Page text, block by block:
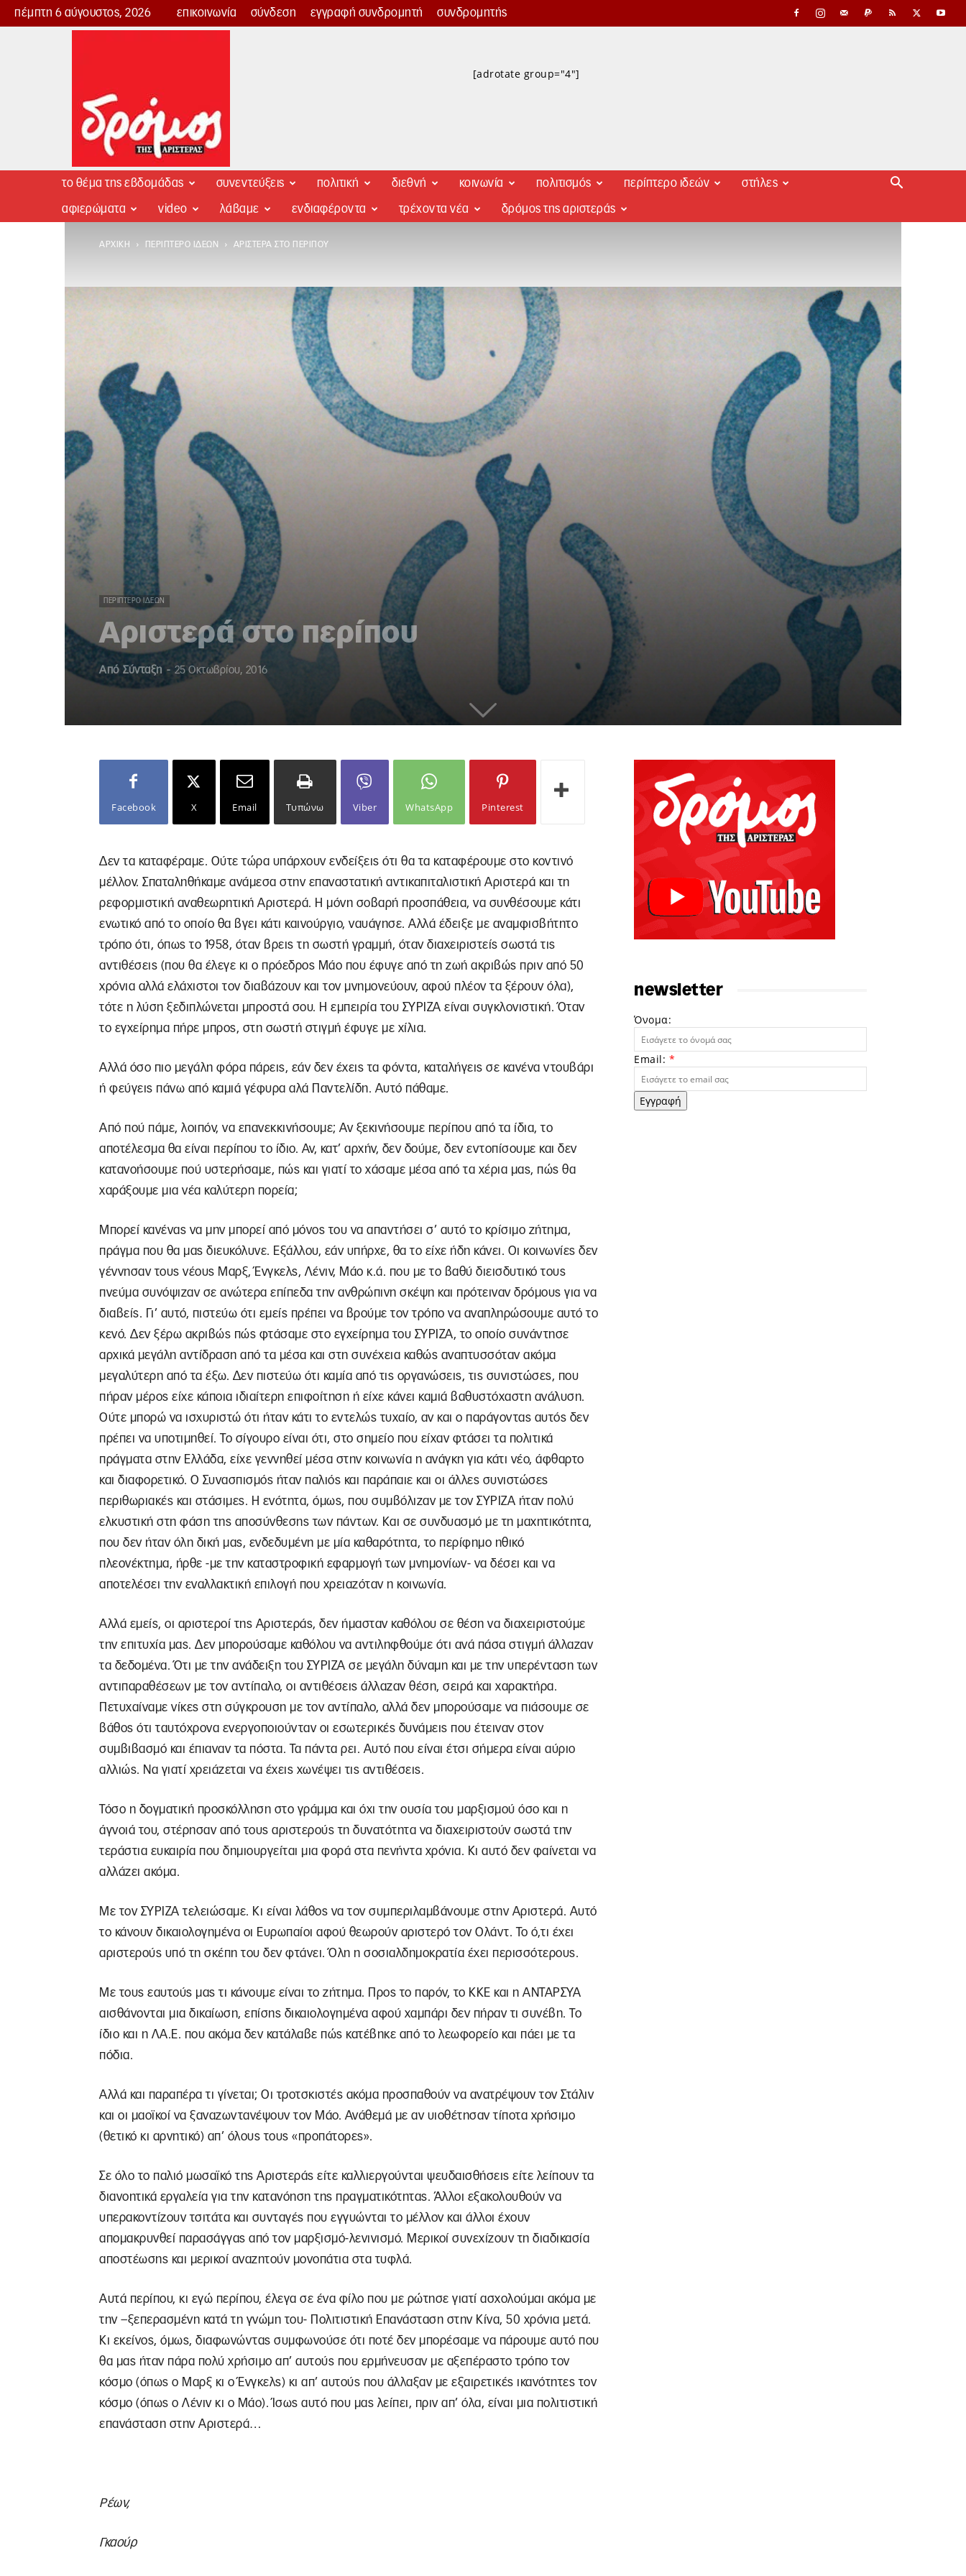
πέμπτη 6 αύγουστος, 2026 επικοινωνία σύνδεση εγγραφή συνδρομητή συνδρομητής
Δρόμος
[adrotate group="4"]
το θέμα της εβδομάδας συνεντεύξεις πολιτική διεθνή κοινωνία πολιτισμός περίπτερο ιδεών στήλες
αφιερώματα video λάβαμε ενδιαφέροντα τρέχοντα νέα δρόμος της αριστεράς
ΑΡΧΙΚΉ ΠΕΡΊΠΤΕΡΟ ΙΔΕΏΝ ΑΡΙΣΤΕΡΆ ΣΤΟ ΠΕΡΊΠΟΥ
ΠΕΡΊΠΤΕΡΟ ΙΔΕΏΝ
Αριστερά στο περίπου
Από Σύνταξη - 25 Οκτωβρίου, 2016
Facebook X Email Τυπώνω Viber WhatsApp Pinterest
Δεν τα καταφέραμε. Ούτε τώρα υπάρχουν ενδείξεις ότι θα τα καταφέρουμε στο κοντινό
μέλλον. Σπαταληθήκαμε ανάμεσα στην επαναστατική αντικαπιταλιστική Αριστερά και τη
ρεφορμιστική αναθεωρητική Αριστερά. Η μόνη σοβαρή προσπάθεια, να συνθέσουμε κάτι
ενωτικό από το οποίο θα βγει κάτι καινούργιο, ναυάγησε. Αλλά έδειξε με αναμφισβήτητο
τρόπο ότι, όπως το 1958, όταν βρεις τη σωστή γραμμή, όταν διαχειριστείς σωστά τις
αντιθέσεις (που θα έλεγε κι ο πρόεδρος Μάο που έφυγε από τη ζωή ακριβώς πριν από 50
χρόνια αλλά ελάχιστοι τον διαβάζουν και τον μνημονεύουν, αφού πλέον τα ξέρουν όλα),
τότε η λύση ξεδιπλώνεται μπροστά σου. Η εμπειρία του ΣΥΡΙΖΑ είναι συγκλονιστική. Όταν
το εγχείρημα πήρε μπρος, στη σωστή στιγμή έφυγε με χίλια.
Αλλά όσο πιο μεγάλη φόρα πάρεις, εάν δεν έχεις τα φόντα, καταλήγεις σε κανένα ντουβάρι
ή φεύγεις πάνω από καμιά γέφυρα αλά Παντελίδη. Αυτό πάθαμε.
Από πού πάμε, λοιπόν, να επανεκκινήσουμε; Αν ξεκινήσουμε περίπου από τα ίδια, το
αποτέλεσμα θα είναι περίπου το ίδιο. Αν, κατ’ αρχήν, δεν δούμε, δεν εντοπίσουμε και δεν
κατανοήσουμε πού υστερήσαμε, πώς και γιατί το χάσαμε μέσα από τα χέρια μας, πώς θα
χαράξουμε μια νέα καλύτερη πορεία;
Μπορεί κανένας να μην μπορεί από μόνος του να απαντήσει σ’ αυτό το κρίσιμο ζήτημα,
πράγμα που θα μας διευκόλυνε. Εξάλλου, εάν υπήρχε, θα το είχε ήδη κάνει. Οι κοινωνίες δεν
γέννησαν τους νέους Μαρξ, Ένγκελς, Λένιν, Μάο κ.ά. που με το βαθύ διεισδυτικό τους
πνεύμα συνόψιζαν σε ανώτερα επίπεδα την ανθρώπινη σκέψη και πρότειναν δρόμους για να
διαβείς. Γι’ αυτό, πιστεύω ότι εμείς πρέπει να βρούμε τον τρόπο να αναπληρώσουμε αυτό το
κενό. Δεν ξέρω ακριβώς πώς φτάσαμε στο εγχείρημα του ΣΥΡΙΖΑ, το οποίο συνάντησε
αρχικά μεγάλη αντίδραση από τα μέσα και στη συνέχεια καθώς αναπτυσσόταν ακόμα
μεγαλύτερη από τα έξω. Δεν πιστεύω ότι καμία από τις οργανώσεις, τις συνιστώσες, που
πήραν μέρος είχε κάποια ιδιαίτερη επιφοίτηση ή είχε κάνει καμιά βαθυστόχαστη ανάλυση.
Ούτε μπορώ να ισχυριστώ ότι ήταν κάτι το εντελώς τυχαίο, αν και ο παράγοντας αυτός δεν
πρέπει να υποτιμηθεί. Το σίγουρο είναι ότι, στο σημείο που είχαν φτάσει τα πολιτικά
πράγματα στην Ελλάδα, είχε γεννηθεί μέσα στην κοινωνία η ανάγκη για κάτι νέο, άφθαρτο
και διαφορετικό. Ο Συνασπισμός ήταν παλιός και παράπαιε και οι άλλες συνιστώσες
περιθωριακές και στάσιμες. Η ενότητα, όμως, που συμβόλιζαν με τον ΣΥΡΙΖΑ ήταν πολύ
ελκυστική στη φάση της αποσύνθεσης των πάντων. Και σε συνδυασμό με τη μαχητικότητα,
που δεν ήταν όλη δική μας, ενδεδυμένη με μία καθαρότητα, το περίφημο ηθικό
πλεονέκτημα, ήρθε -με την καταστροφική εφαρμογή των μνημονίων- να δέσει και να
αποτελέσει την εναλλακτική επιλογή που χρειαζόταν η κοινωνία.
Αλλά εμείς, οι αριστεροί της Αριστεράς, δεν ήμασταν καθόλου σε θέση να διαχειριστούμε
την επιτυχία μας. Δεν μπορούσαμε καθόλου να αντιληφθούμε ότι ανά πάσα στιγμή άλλαζαν
τα δεδομένα. Ότι με την ανάδειξη του ΣΥΡΙΖΑ σε μεγάλη δύναμη και με την υπερένταση των
αντιπαραθέσεων με τον αντίπαλο, οι αντιθέσεις άλλαζαν θέση, σειρά και χαρακτήρα.
Πετυχαίναμε νίκες στη σύγκρουση με τον αντίπαλο, αλλά δεν μπορούσαμε να πιάσουμε σε
βάθος ότι ταυτόχρονα ενεργοποιούνταν οι εσωτερικές δυνάμεις που έτειναν στον
συμβιβασμό και έπιαναν τα πόστα. Τα πάντα ρει. Αυτό που είναι έτσι σήμερα είναι αύριο
αλλιώς. Να γιατί χρειάζεται να έχεις χωνέψει τις αντιθέσεις.
Τόσο η δογματική προσκόλληση στο γράμμα και όχι την ουσία του μαρξισμού όσο και η
άγνοιά του, στέρησαν από τους αριστερούς τη δυνατότητα να διαχειριστούν σωστά την
τεράστια ευκαιρία που δημιουργείται μια φορά στα πενήντα χρόνια. Κι αυτό δεν φαίνεται να
αλλάζει ακόμα.
Με τον ΣΥΡΙΖΑ τελειώσαμε. Κι είναι λάθος να τον συμπεριλαμβάνουμε στην Αριστερά. Αυτό
το κάνουν δικαιολογημένα οι Ευρωπαίοι αφού θεωρούν αριστερό τον Ολάντ. Το ό,τι έχει
αριστερούς υπό τη σκέπη του δεν φτάνει. Όλη η σοσιαλδημοκρατία έχει περισσότερους.
Με τους εαυτούς μας τι κάνουμε είναι το ζήτημα. Προς το παρόν, το ΚΚΕ και η ΑΝΤΑΡΣΥΑ
αισθάνονται μια δικαίωση, επίσης δικαιολογημένα αφού χαμπάρι δεν πήραν τι συνέβη. Το
ίδιο και η ΛΑ.Ε. που ακόμα δεν κατάλαβε πώς κατέβηκε από το λεωφορείο και πάει με τα
πόδια.
Αλλά και παραπέρα τι γίνεται; Οι τροτσκιστές ακόμα προσπαθούν να ανατρέψουν τον Στάλιν
και οι μαοϊκοί να ξαναζωντανέψουν τον Μάο. Ανάθεμά με αν υιοθέτησαν τίποτα χρήσιμο
(θετικό κι αρνητικό) απ’ όλους τους «προπάτορες».
Σε όλο το παλιό μωσαϊκό της Αριστεράς είτε καλλιεργούνται ψευδαισθήσεις είτε λείπουν τα
διανοητικά εργαλεία για την κατανόηση της πραγματικότητας. Άλλοι εξακολουθούν να
υπερακοντίζουν τσιτάτα και συνταγές που εγγυώνται το μέλλον και άλλοι έχουν
απομακρυνθεί παρασάγγας από τον μαρξισμό-λενινισμό. Μερικοί συνεχίζουν τη διαδικασία
αποστέωσης και μερικοί αναζητούν μονοπάτια στα τυφλά.
Αυτά περίπου, κι εγώ περίπου, έλεγα σε ένα φίλο που με ρώτησε γιατί ασχολούμαι ακόμα με
την –ξεπερασμένη κατά τη γνώμη του- Πολιτιστική Επανάσταση στην Κίνα, 50 χρόνια μετά.
Κι εκείνος, όμως, διαφωνώντας συμφωνούσε ότι ποτέ δεν μπορέσαμε να πάρουμε αυτό που
θα μας ήταν πάρα πολύ χρήσιμο απ’ αυτούς που ερμήνευσαν με αξεπέραστο τρόπο τον
κόσμο (όπως ο Μαρξ κι ο Ένγκελς) κι απ’ αυτούς που άλλαξαν με εξαιρετικές ικανότητες τον
κόσμο (όπως ο Λένιν κι ο Μάο). Ίσως αυτό που μας λείπει, πριν απ’ όλα, είναι μια πολιτιστική
επανάσταση στην Αριστερά…
Ρέων,
Γκαούρ
newsletter
Όνομα:
Email: *
Εγγραφή